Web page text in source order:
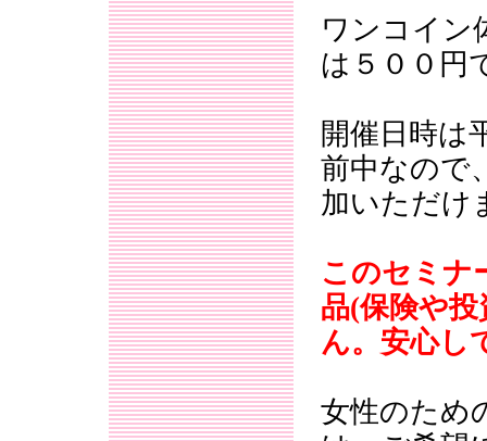
ワンコイン
は５００円
開催日時は
前中なので
加いただけ
このセミナ
品(保険や
ん。安心し
女性のため